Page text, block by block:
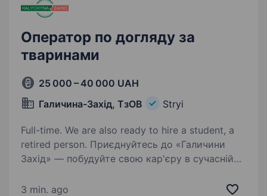
Оператор по догляду за
тваринами
25 000 – 40 000 UAH
Галичина-Захід, ТзОВ
Stryi
Full-time. We are also ready to hire a student, a
retired person. Приєднуйтесь до «Галичини
Захід» — побудуйте свою кар'єру в сучасній
це сучасна данська сільськогосподарська
3 min. ago